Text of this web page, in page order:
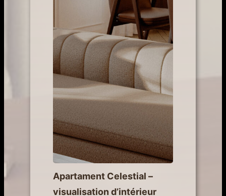
Apartament Celestial –
visualisation d’intérieur